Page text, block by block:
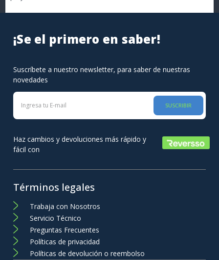
¡Se el primero en saber!
Suscríbete a nuestro newsletter, para saber de nuestras
novedades
SUSCRIBIR
Haz cambios y devoluciones más rápido y
fácil con
Términos legales
Trabaja con Nosotros
Servicio Técnico
Preguntas Frecuentes
Políticas de privacidad
Políticas de devolución o reembolso